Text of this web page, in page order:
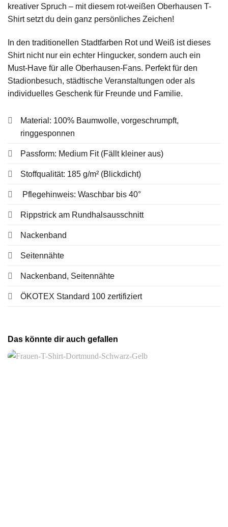
kreativer Spruch – mit diesem rot-weißen Oberhausen T-
Shirt setzt du dein ganz persönliches Zeichen!
In den traditionellen Stadtfarben Rot und Weiß ist dieses
Shirt nicht nur ein echter Hingucker, sondern auch ein
Must-Have für alle Oberhausen-Fans. Perfekt für den
Stadionbesuch, städtische Veranstaltungen oder als
individuelles Geschenk für Freunde und Familie.
Material: 100% Baumwolle, vorgeschrumpft,
ringgesponnen
Passform: Medium Fit (Fällt kleiner aus)
Stoffqualität: 185 g/m² (Blickdicht)
Pflegehinweis: Waschbar bis 40°
Rippstrick am Rundhalsausschnitt
Nackenband
Seitennähte
Nackenband, Seitennähte
ÖKOTEX Standard 100 zertifiziert
Das könnte dir auch gefallen